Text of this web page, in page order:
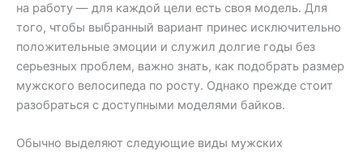
на работу — для каждой цели есть своя модель. Для
того, чтобы выбранный вариант принес исключительно
положительные эмоции и служил долгие годы без
серьезных проблем, важно знать, как подобрать размер
мужского велосипеда по росту. Однако прежде стоит
разобраться с доступными моделями байков.
Обычно выделяют следующие виды мужских